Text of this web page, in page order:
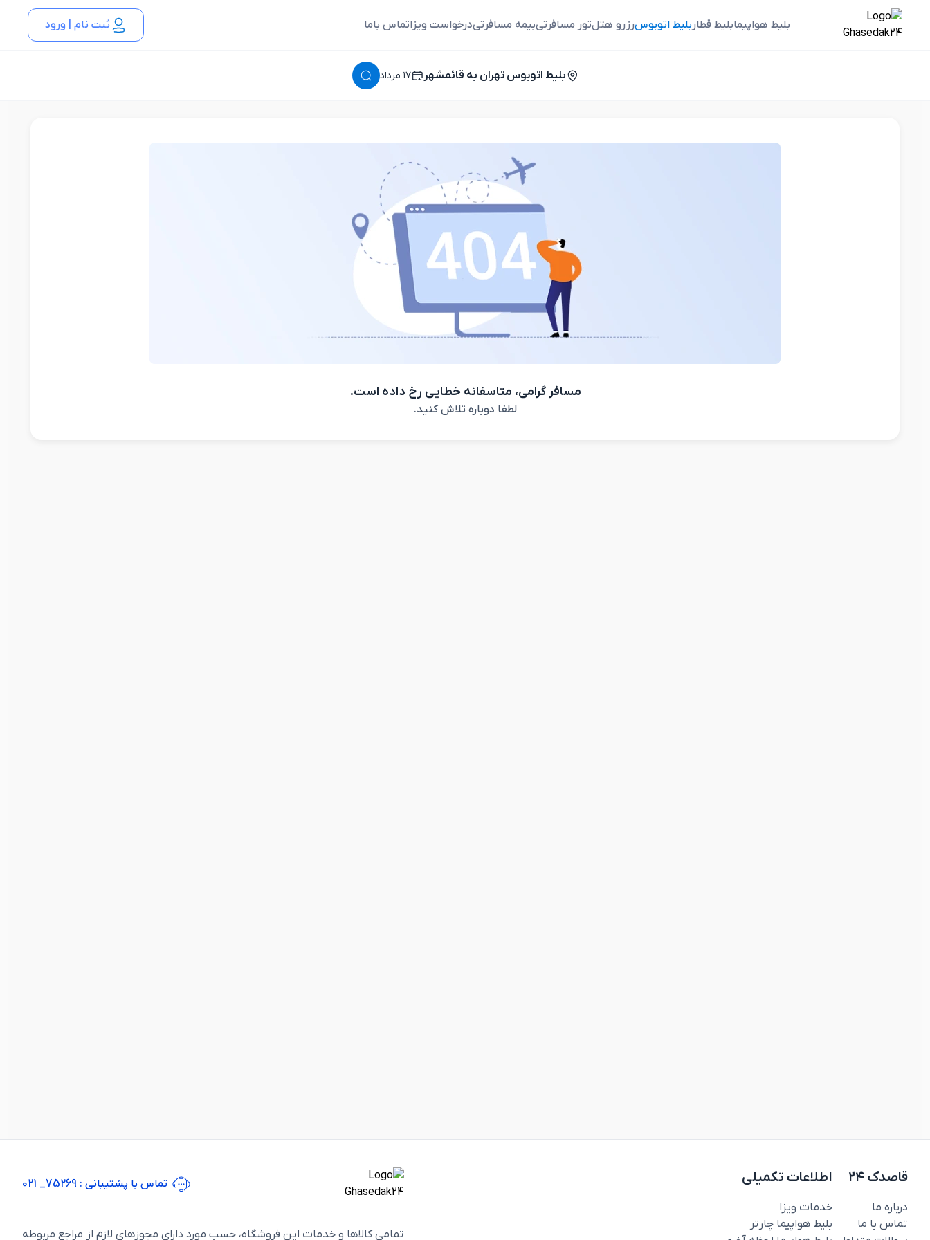
بلیط هواپیمابلیط قطاربلیط اتوبوسرزرو هتلتور مسافرتیبیمه مسافرتیدرخواست ویزاتماس باما ثبت نام | ورود
بلیط اتوبوس تهران به قائمشهر ١٧ مرداد
مسافر گرامی، متاسفانه خطایی رخ داده است.
لطفا دوباره تلاش کنید.
قاصدک ۲۴
درباره ما
تماس با ما
اطلاعات تکمیلی
خدمات ویزا
بلیط هواپیما چارتر
تماس با پشتیبانی : 75269_ 021
تمامی كالاها و خدمات اين فروشگاه، حسب مورد دارای مجوزهای لازم از مراجع مربوطه